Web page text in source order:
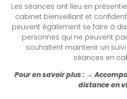
Les séances ont lieu en
cabinet bienveillant et
peuvent également se faire à
personnes qui ne peuvent
souhaitent maintenir un
séances en
Pour en savoir plus : →
distance en